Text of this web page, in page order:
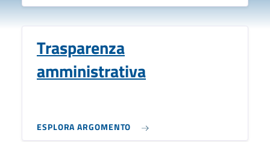
Trasparenza
amministrativa
ESPLORA ARGOMENTO